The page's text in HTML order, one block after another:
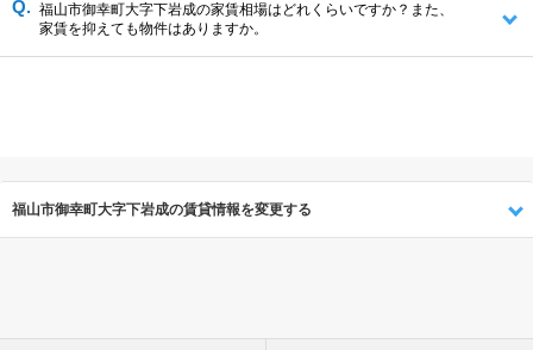
福山市御幸町大字下岩成の家賃相場はどれくらいですか？また、
家賃を抑えても物件はありますか。
福山市御幸町大字下岩成の賃貸情報を変更する